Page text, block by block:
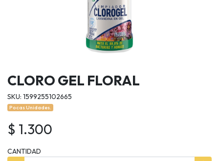
CLORO GEL FLORAL
SKU: 1599255102665
Pocas Unidades.
$ 1.300
CANTIDAD